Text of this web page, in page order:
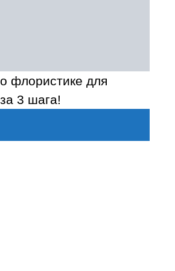
флористике для
3 шага!